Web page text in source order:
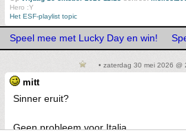
Hero :Y
Het ESF-playlist topic
Speel mee met Lucky Day en win!
• zaterdag 30 mei 2026 @
mitt
Sinner eruit?
Geen probleem voor Italia.